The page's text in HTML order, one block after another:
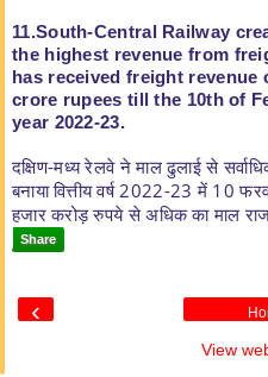
11.South-Central Railway
the highest revenue from
has received freight revenue
crore rupees till the 10th of
year 2022-23.
दक्षिण-मध्य रेलवे ने माल ढुलाई से
बनाया वित्तीय वर्ष 2022-23 में 10
हजार करोड़ रुपये से अधिक का माल
Share
‹
View